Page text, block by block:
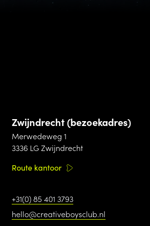
Zwijndrecht (bezoekadres)
Merwedeweg 1
3336 LG Zwijndrecht
Route kantoor
+31(0) 85 401 3793
hello@creativeboysclub.nl